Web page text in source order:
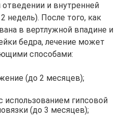
и внутренней
недель). После того, как
в вертлужной впадине и
бедра, лечение может
способами:
(до 2 месяцев);
использованием гипсовой
(до 3 месяцев);